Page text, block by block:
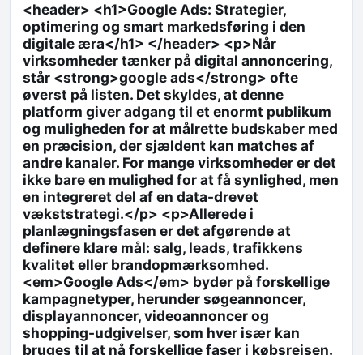
<header> <h1>Google Ads: Strategier,
optimering og smart markedsføring i den
digitale æra</h1> </header> <p>Når
virksomheder tænker på digital annoncering,
står <strong>google ads</strong> ofte
øverst på listen. Det skyldes, at denne
platform giver adgang til et enormt publikum
og muligheden for at målrette budskaber med
en præcision, der sjældent kan matches af
andre kanaler. For mange virksomheder er det
ikke bare en mulighed for at få synlighed, men
en integreret del af en data-drevet
vækststrategi.</p> <p>Allerede i
planlægningsfasen er det afgørende at
definere klare mål: salg, leads, trafikkens
kvalitet eller brandopmærksomhed.
<em>Google Ads</em> byder på forskellige
kampagnetyper, herunder søgeannoncer,
displayannoncer, videoannoncer og
shopping-udgivelser, som hver især kan
bruges til at nå forskellige faser i købsrejsen.